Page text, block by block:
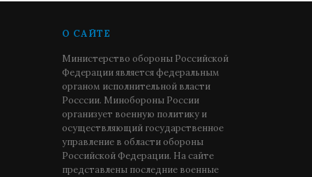
О САЙТЕ
Министерство обороны Российской
Федерации является федеральным
органом исполнительной власти
Росссии. Минобороны России
организует военную политику и
осуществляющий государственное
управление в области обороны
Российской Федерации. На сайте
представлены последние военные